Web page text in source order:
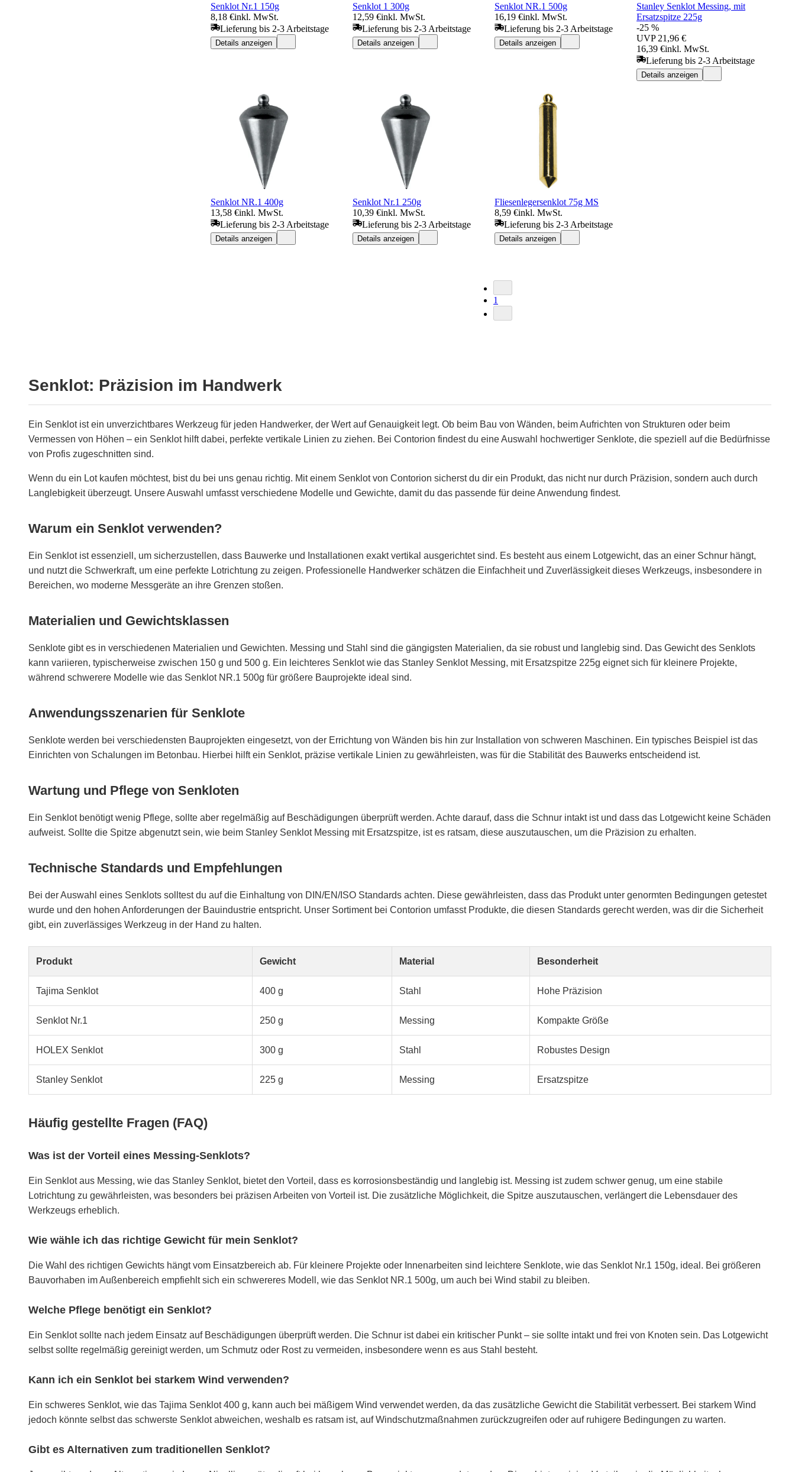
Senklot Nr.1 150g
8,18 €inkl. MwSt.
Lieferung bis 2-3 Arbeitstage
Details anzeigen
Senklot 1 300g
12,59 €inkl. MwSt.
Lieferung bis 2-3 Arbeitstage
Details anzeigen
Senklot NR.1 500g
16,19 €inkl. MwSt.
Lieferung bis 2-3 Arbeitstage
Details anzeigen
Stanley Senklot Messing, mit
Ersatzspitze 225g
-25 %
UVP 21,96 €
16,39 €inkl. MwSt.
Lieferung bis 2-3 Arbeitstage
Details anzeigen
Senklot NR.1 400g
13,58 €inkl. MwSt.
Lieferung bis 2-3 Arbeitstage
Details anzeigen
Senklot Nr.1 250g
10,39 €inkl. MwSt.
Lieferung bis 2-3 Arbeitstage
Details anzeigen
Fliesenlegersenklot 75g MS
8,59 €inkl. MwSt.
Lieferung bis 2-3 Arbeitstage
Details anzeigen
1
Senklot: Präzision im Handwerk
Ein Senklot ist ein unverzichtbares Werkzeug für jeden Handwerker, der Wert auf Genauigkeit legt. Ob beim Bau von Wänden, beim Aufrichten von Strukturen oder beim
Vermessen von Höhen – ein Senklot hilft dabei, perfekte vertikale Linien zu ziehen. Bei Contorion findest du eine Auswahl hochwertiger Senklote, die speziell auf die Bedürfnisse
von Profis zugeschnitten sind.
Wenn du ein Lot kaufen möchtest, bist du bei uns genau richtig. Mit einem Senklot von Contorion sicherst du dir ein Produkt, das nicht nur durch Präzision, sondern auch durch
Langlebigkeit überzeugt. Unsere Auswahl umfasst verschiedene Modelle und Gewichte, damit du das passende für deine Anwendung findest.
Warum ein Senklot verwenden?
Ein Senklot ist essenziell, um sicherzustellen, dass Bauwerke und Installationen exakt vertikal ausgerichtet sind. Es besteht aus einem Lotgewicht, das an einer Schnur hängt,
und nutzt die Schwerkraft, um eine perfekte Lotrichtung zu zeigen. Professionelle Handwerker schätzen die Einfachheit und Zuverlässigkeit dieses Werkzeugs, insbesondere in
Bereichen, wo moderne Messgeräte an ihre Grenzen stoßen.
Materialien und Gewichtsklassen
Senklote gibt es in verschiedenen Materialien und Gewichten. Messing und Stahl sind die gängigsten Materialien, da sie robust und langlebig sind. Das Gewicht des Senklots
kann variieren, typischerweise zwischen 150 g und 500 g. Ein leichteres Senklot wie das Stanley Senklot Messing, mit Ersatzspitze 225g eignet sich für kleinere Projekte,
während schwerere Modelle wie das Senklot NR.1 500g für größere Bauprojekte ideal sind.
Anwendungsszenarien für Senklote
Senklote werden bei verschiedensten Bauprojekten eingesetzt, von der Errichtung von Wänden bis hin zur Installation von schweren Maschinen. Ein typisches Beispiel ist das
Einrichten von Schalungen im Betonbau. Hierbei hilft ein Senklot, präzise vertikale Linien zu gewährleisten, was für die Stabilität des Bauwerks entscheidend ist.
Wartung und Pflege von Senkloten
Ein Senklot benötigt wenig Pflege, sollte aber regelmäßig auf Beschädigungen überprüft werden. Achte darauf, dass die Schnur intakt ist und dass das Lotgewicht keine Schäden
aufweist. Sollte die Spitze abgenutzt sein, wie beim Stanley Senklot Messing mit Ersatzspitze, ist es ratsam, diese auszutauschen, um die Präzision zu erhalten.
Technische Standards und Empfehlungen
Bei der Auswahl eines Senklots solltest du auf die Einhaltung von DIN/EN/ISO Standards achten. Diese gewährleisten, dass das Produkt unter genormten Bedingungen getestet
wurde und den hohen Anforderungen der Bauindustrie entspricht. Unser Sortiment bei Contorion umfasst Produkte, die diesen Standards gerecht werden, was dir die Sicherheit
gibt, ein zuverlässiges Werkzeug in der Hand zu halten.
Produkt Gewicht Material Besonderheit
Tajima Senklot 400 g Stahl Hohe Präzision
Senklot Nr.1 250 g Messing Kompakte Größe
HOLEX Senklot 300 g Stahl Robustes Design
Stanley Senklot 225 g Messing Ersatzspitze
Häufig gestellte Fragen (FAQ)
Was ist der Vorteil eines Messing-Senklots?
Ein Senklot aus Messing, wie das Stanley Senklot, bietet den Vorteil, dass es korrosionsbeständig und langlebig ist. Messing ist zudem schwer genug, um eine stabile
Lotrichtung zu gewährleisten, was besonders bei präzisen Arbeiten von Vorteil ist. Die zusätzliche Möglichkeit, die Spitze auszutauschen, verlängert die Lebensdauer des
Werkzeugs erheblich.
Wie wähle ich das richtige Gewicht für mein Senklot?
Die Wahl des richtigen Gewichts hängt vom Einsatzbereich ab. Für kleinere Projekte oder Innenarbeiten sind leichtere Senklote, wie das Senklot Nr.1 150g, ideal. Bei größeren
Bauvorhaben im Außenbereich empfiehlt sich ein schwereres Modell, wie das Senklot NR.1 500g, um auch bei Wind stabil zu bleiben.
Welche Pflege benötigt ein Senklot?
Ein Senklot sollte nach jedem Einsatz auf Beschädigungen überprüft werden. Die Schnur ist dabei ein kritischer Punkt – sie sollte intakt und frei von Knoten sein. Das Lotgewicht
selbst sollte regelmäßig gereinigt werden, um Schmutz oder Rost zu vermeiden, insbesondere wenn es aus Stahl besteht.
Kann ich ein Senklot bei starkem Wind verwenden?
Ein schweres Senklot, wie das Tajima Senklot 400 g, kann auch bei mäßigem Wind verwendet werden, da das zusätzliche Gewicht die Stabilität verbessert. Bei starkem Wind
jedoch könnte selbst das schwerste Senklot abweichen, weshalb es ratsam ist, auf Windschutzmaßnahmen zurückzugreifen oder auf ruhigere Bedingungen zu warten.
Gibt es Alternativen zum traditionellen Senklot?